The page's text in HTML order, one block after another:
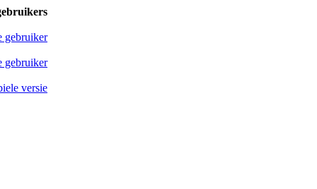
gebruiker
gebruiker
versie